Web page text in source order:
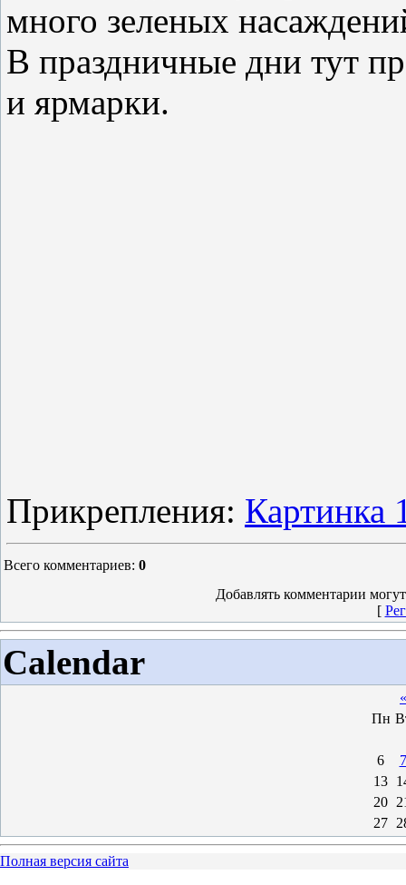
много зеленых
В праздничные дни тут
и ярмарки.
Прикрепления: Картинка
Всего комментариев: 0
Добавлять комментарии
[
Calendar
«
Пн
6
7
13
20
27
Полная версия сайта